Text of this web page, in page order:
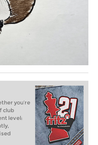
you’re
club
level: